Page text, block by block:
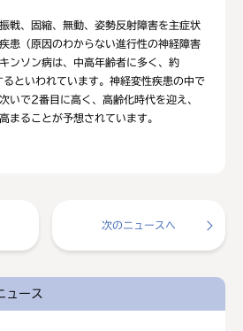
戦、固縮、無動、姿勢反射障害を主症状
患（原因のわからない進行性の神経障害
ンソン病は、中高年齢者に多く、約
といわれています。神経変性疾患の中で
いで2番目に高く、高齢化時代を迎え、
まることが予想されています。
次のニュースへ
ュース